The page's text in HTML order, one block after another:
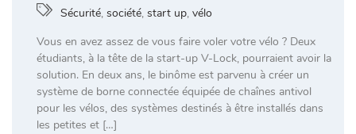
Sécurité, société, start up, vélo
Vous en avez assez de vous faire voler votre vélo ? Deux
étudiants, à la tête de la start-up V-Lock, pourraient avoir la
solution. En deux ans, le binôme est parvenu à créer un
système de borne connectée équipée de chaînes antivol
pour les vélos, des systèmes destinés à être installés dans
les petites et […]